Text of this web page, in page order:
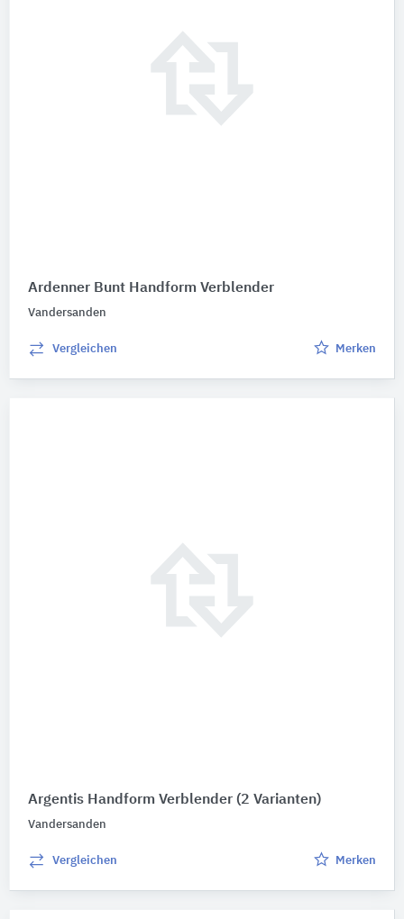
Ardenner Bunt Handform Verblender
Vandersanden
Vergleichen Merken
Argentis Handform Verblender (2 Varianten)
Vandersanden
Vergleichen Merken